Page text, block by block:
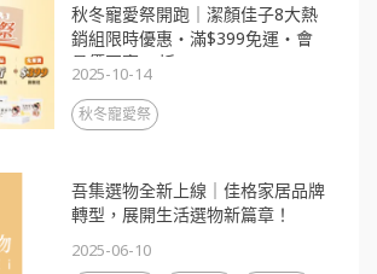
秋冬寵愛祭開跑｜潔顏佳子8大熱
銷組限時優惠・滿$399免運・會
員價再享88折
2025-10-14
秋冬寵愛祭
吾集選物全新上線｜佳格家居品牌
轉型，展開生活選物新篇章！
2025-06-10